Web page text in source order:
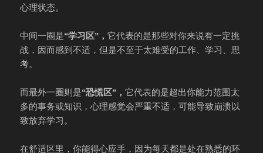
心理状态。
中间一圈是“学习区”，它代表的是那些对你来说有一定挑
战，因而感到不适，但是不至于太难受的工作、学习、思
考。
而最外一圈则是“恐慌区”，它代表的是超出你能力范围太
多的事务或知识，心理感觉会严重不适，可能导致崩溃以
致放弃学习。
在舒适区里，你能得心应手，因为每天都是处在熟悉的环